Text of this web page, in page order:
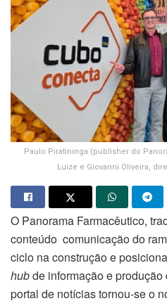
Paulo Piratininga (publisher do
Luize e Giovanni Oliveira,
O Panorama Farmacêutico,
conteúdo comunicação do
ciclo na construção e
hubde informação e
portal de notícias tornou-se o